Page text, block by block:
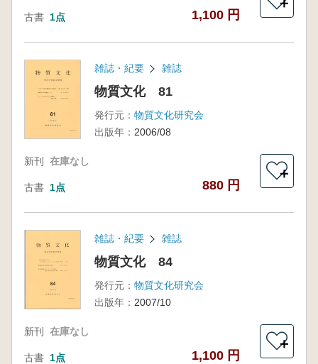
古書 1点 1,100 円
雑誌・紀要 雑誌
物質文化 81
発行元： 物質文化研究会
出版年： 2006/08
新刊 在庫なし
古書 1点 880 円
＋
雑誌・紀要 雑誌
物質文化 84
発行元： 物質文化研究会
出版年： 2007/10
新刊 在庫なし
古書 1点 1,100 円
＋